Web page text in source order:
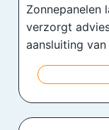
Zonnepanelen
verzorgt
aansluiting